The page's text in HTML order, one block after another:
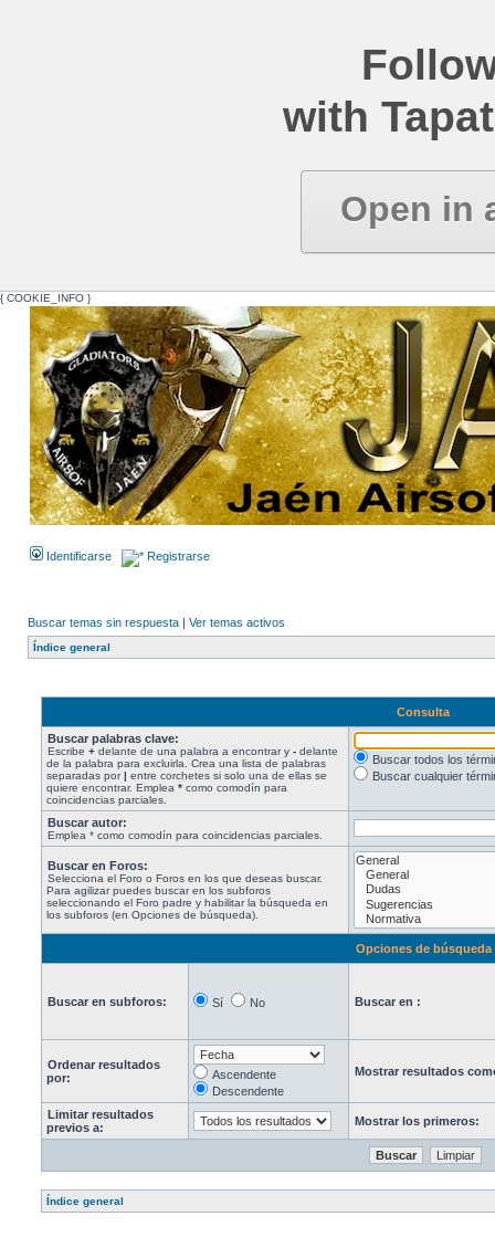
with
Open in
{ COOKIE_INFO }
Identificarse Registrarse
Buscar temas sin respuesta | Ver temas activos
Índice general
Consulta
Buscar palabras clave:
Escribe + delante de una palabra a encontrar y - delante
de la palabra para excluirla. Crea una lista de palabras
separadas por| entre corchetes si solo una de ellas se
quiere encontrar. Emplea * como comodín para
coincidencias parciales.
Buscar todos los
Buscar cualquier
Buscar autor:
Emplea * como comodín para coincidencias parciales.
Buscar en Foros:
Selecciona el Foro o Foros en los que deseas buscar.
Para agilizar puedes buscar en los subforos
seleccionando el Foro padre y habilitar la búsqueda en
los subforos (en Opciones de búsqueda).
Opciones de búsqueda
Buscar en subforos: Sí No Buscar en :
Ordenar resultados
por:
Ascendente
Descendente
Mostrar resultados
Limitar resultados
previos a:
Mostrar los primeros:
Índice general